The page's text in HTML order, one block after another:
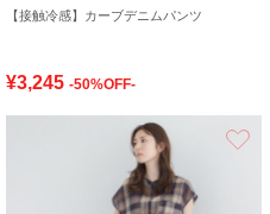
【接触冷感】カーブデニムパンツ
¥3,245 -50%OFF-